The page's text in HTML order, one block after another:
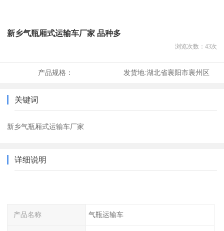
新乡气瓶厢式运输车厂家 品种多
浏览次数： 43次
产品规格： 发货地:湖北省襄阳市襄州区
关键词
新乡气瓶厢式运输车厂家
详细说明
产品名称 气瓶运输车